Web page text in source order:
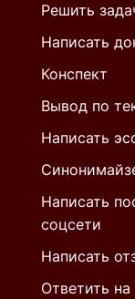
Решить
Написать
Конспект
Вывод по
Написать
Написать
соцсети
Написать
Ответить